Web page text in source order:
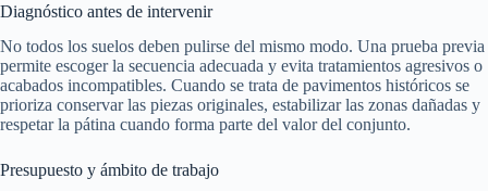
Diagnóstico antes de intervenir
No todos los suelos deben pulirse del mismo modo. Una prueba previa
permite escoger la secuencia adecuada y evita tratamientos agresivos o
acabados incompatibles. Cuando se trata de pavimentos históricos se
prioriza conservar las piezas originales, estabilizar las zonas dañadas y
respetar la pátina cuando forma parte del valor del conjunto.
Presupuesto y ámbito de trabajo